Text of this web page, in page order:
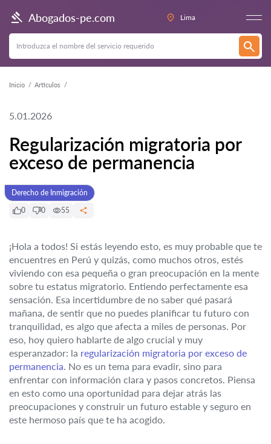
Abogados-pe.com Lima
Inicio Artículos
5.01.2026
Regularización migratoria por
exceso de permanencia
Derecho de Inmigración
0
0 55
¡Hola a todos! Si estás leyendo esto, es muy probable que te
encuentres en Perú y quizás, como muchos otros, estés
viviendo con esa pequeña o gran preocupación en la mente
sobre tu estatus migratorio. Entiendo perfectamente esa
sensación. Esa incertidumbre de no saber qué pasará
mañana, de sentir que no puedes planificar tu futuro con
tranquilidad, es algo que afecta a miles de personas. Por
eso, hoy quiero hablarte de algo crucial y muy
esperanzador: la regularización migratoria por exceso de
permanencia. No es un tema para evadir, sino para
enfrentar con información clara y pasos concretos. Piensa
en esto como una oportunidad para dejar atrás las
preocupaciones y construir un futuro estable y seguro en
este hermoso país que te ha acogido.